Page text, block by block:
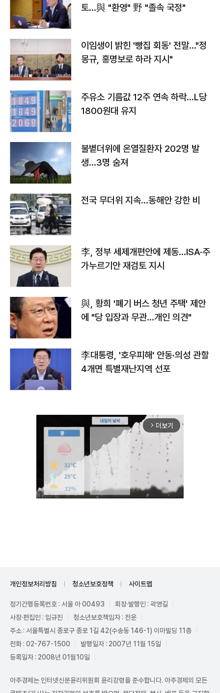
토…與 "환영" 野 "졸속 국정"
이임생이 밝힌 '빵집 회동' 전말…"정
몽규, 홍명보로 하라 지시"
주유소 기름값 12주 연속 하락…L당
1800원대 유지
불볕더위에 온열질환자 202명 발
생…3명 숨져
전국 무더위 지속…동해안 강한 비
李, 정부 세제개편안에 제동…ISA·주
가누르기안 재검토 지시
與, 황희 '폐기 버스 청년 주택' 제안
에 "당 입장과 무관…개인 의견"
李대통령, '호우피해' 안동·의성 관할
4개면 특별재난지역 선포
arrow_forward_ios 더보기
개인정보처리방침 청소년보호정책 사이트맵
정기간행등록번호 : 서울 아 00493
회장·발행인 : 곽영길
사장·편집인 : 임규진
청소년보호책임자 : 전운
주소 : 서울특별시 종로구 종로 1길 42(수송동 146-1) 이마빌딩 11층
전화 : 02-767-1500
발행일자 : 2007년 11월 15일
등록일자 : 2008년 01월10일
아주경제는 인터넷신문윤리위원회 윤리강령을 준수합니다. 아주경제의 모든